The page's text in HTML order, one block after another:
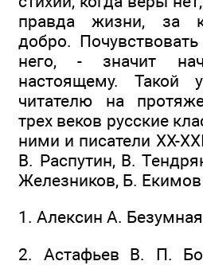
правда жизни, за
добро.
него, - значит
настоящему. Такой
читателю на
трех веков русские
ними и писатели XX-
В. Распутин, В.
Железников, Б.
1. Алексин А.
2. Астафьев В. П.